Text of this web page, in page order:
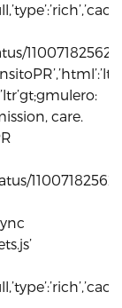
care.